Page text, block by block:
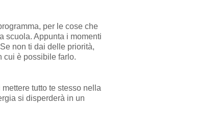
per le cose che
scuola. Appunta i momenti
non ti dai delle priorità,
cui è possibile farlo.
tutto te stesso nella
si disperderà in un